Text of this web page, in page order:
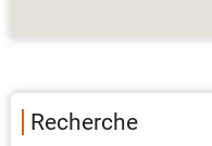
Recherche